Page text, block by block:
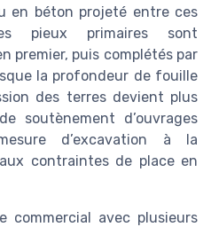
en béton projeté entre ces
pieux primaires sont
premier, puis complétés par
la profondeur de fouille
des terres devient plus
soutènement d’ouvrages
d’excavation à la
contraintes de place en
commercial avec plusieurs